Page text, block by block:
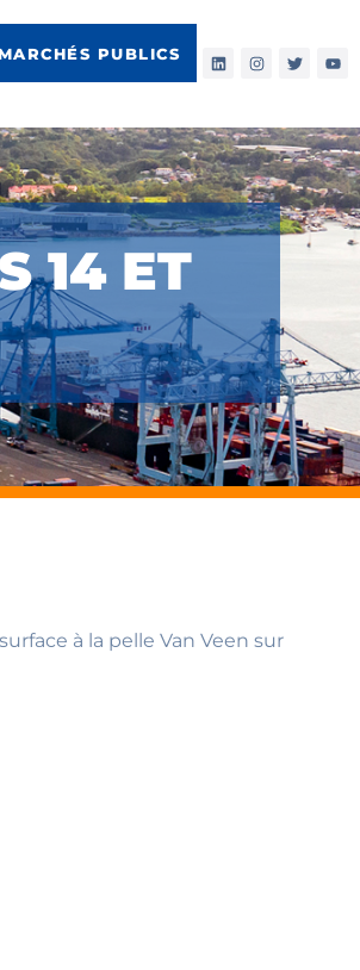
MARCHÉS PUBLICS
14 ET
à la pelle Van Veen sur